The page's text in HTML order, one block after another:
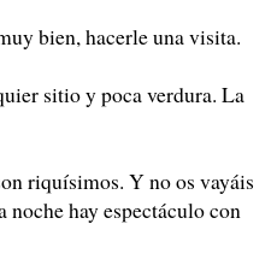
bien, hacerle una visita.
sitio y poca verdura. La
riquísimos. Y no os vayáis
hay espectáculo con